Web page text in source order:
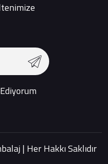
| Her Hakkı Saklıdır